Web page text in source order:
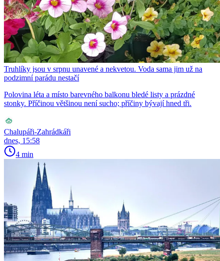
Truhlíky jsou v srpnu unavené a nekvetou. Voda sama jim už na
podzimní parádu nestačí
Polovina léta a místo barevného balkonu bledé listy a prázdné
stonky. Příčinou většinou není sucho; příčiny bývají hned tři.
Chalupáři-Zahrádkáři
dnes, 15:58
4 min